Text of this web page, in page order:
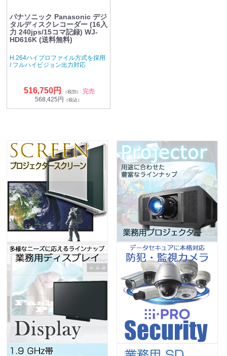
パナソニック Panasonic デジ
タルディスクレコーダー (16入
力 240jps/15コマ記録) WJ-
HD616K (送料無料)
H.264ハイプロファイル方式を採用
/ フルハイビジョン出力対応
516,750円 （税別）
完売
568,425円
（税込）